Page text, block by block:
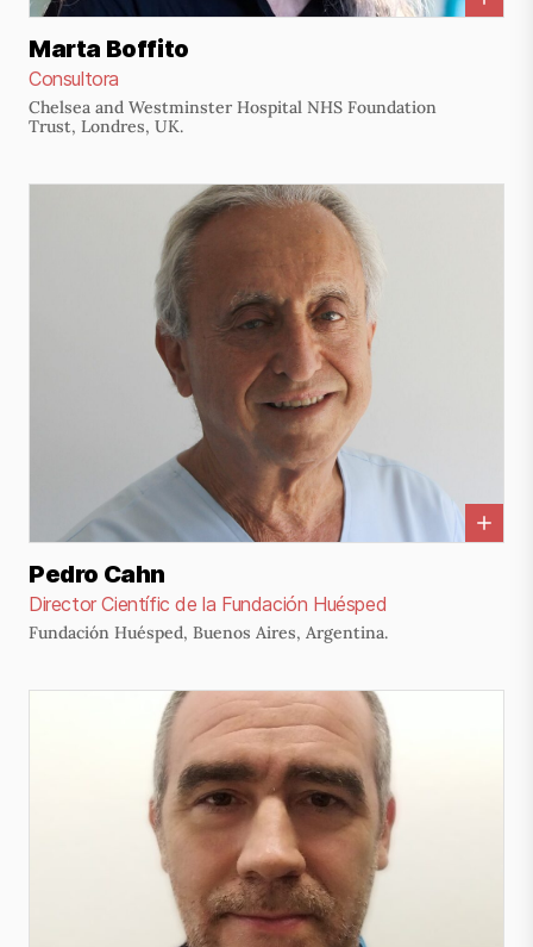
Marta Boffito
Consultora
Chelsea and Westminster Hospital NHS Foundation
Trust, Londres, UK.
Pedro Cahn
Director Científic de la Fundación Huésped
Fundación Huésped, Buenos Aires, Argentina.